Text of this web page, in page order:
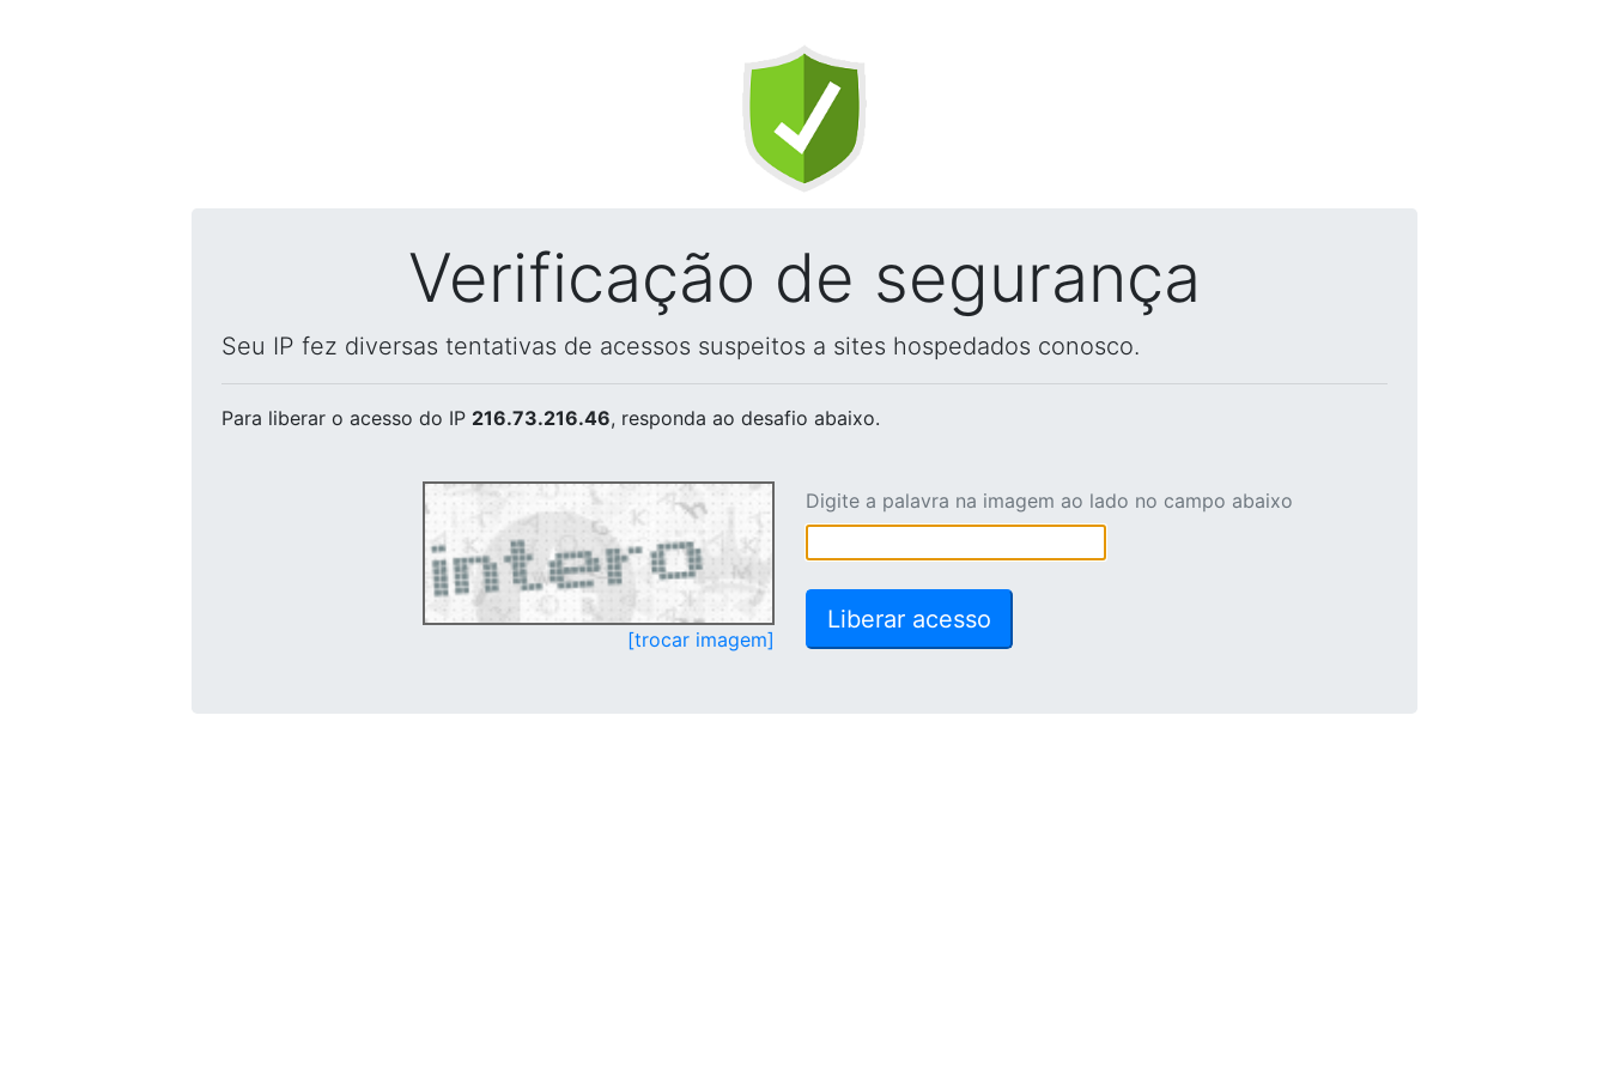
Verificação de segurança
Seu IP fez diversas tentativas de acessos suspeitos a sites hospedados conosco.
Para liberar o acesso do IP 216.73.216.46, responda ao desafio abaixo.
[trocar imagem]
Digite a palavra na imagem ao lado no campo abaixo